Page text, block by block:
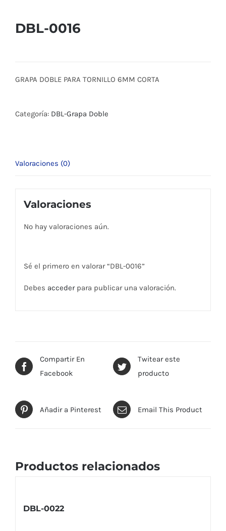
DBL-0016
GRAPA DOBLE PARA TORNILLO 6MM CORTA
Categoría: DBL-Grapa Doble
Valoraciones (0)
Valoraciones
No hay valoraciones aún.
Sé el primero en valorar “DBL-0016”
Debes accederpara publicar una valoración.
Compartir En
Facebook
Twitear este
producto
Añadir a Pinterest Email This Product
Productos relacionados
DBL-0022